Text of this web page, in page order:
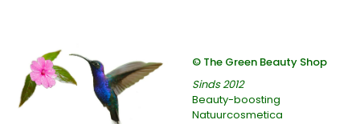
© The Green Beauty Shop
Sinds 2012
Beauty-boosting
Natuurcosmetica